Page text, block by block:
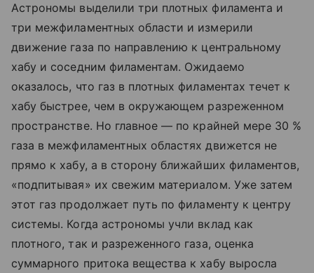
Астрономы выделили три плотных филамента и
три межфиламентных области и измерили
движение газа по направлению к центральному
хабу и соседним филаментам. Ожидаемо
оказалось, что газ в плотных филаментах течет к
хабу быстрее, чем в окружающем разреженном
пространстве. Но главное — по крайней мере 30 %
газа в межфиламентных областях движется не
прямо к хабу, а в сторону ближайших филаментов,
«подпитывая» их свежим материалом. Уже затем
этот газ продолжает путь по филаменту к центру
системы. Когда астрономы учли вклад как
плотного, так и разреженного газа, оценка
суммарного притока вещества к хабу выросла